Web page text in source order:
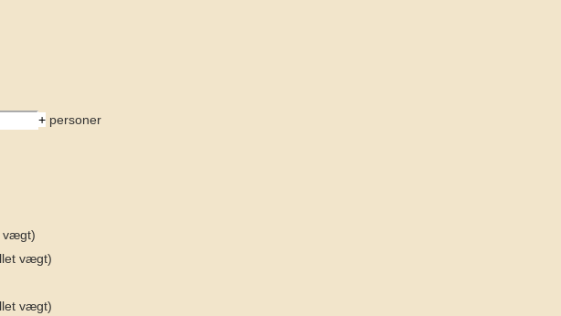
+ personer
vægt)
vægt)
vægt)